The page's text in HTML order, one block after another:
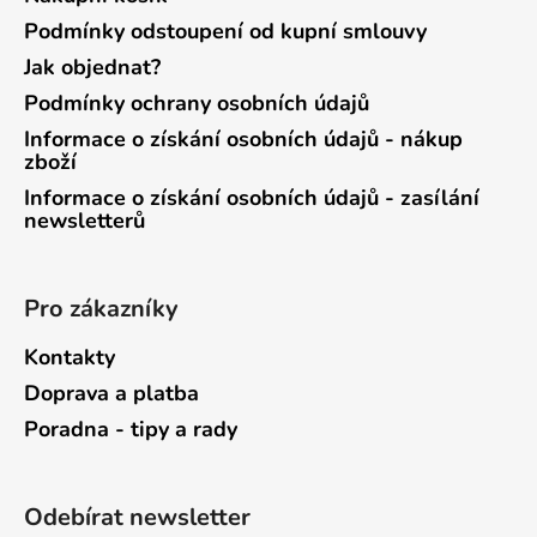
Podmínky odstoupení od kupní smlouvy
Jak objednat?
Podmínky ochrany osobních údajů
Informace o získání osobních údajů - nákup
zboží
Informace o získání osobních údajů - zasílání
newsletterů
Pro zákazníky
Kontakty
Doprava a platba
Poradna - tipy a rady
Odebírat newsletter